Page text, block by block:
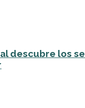
descubre los